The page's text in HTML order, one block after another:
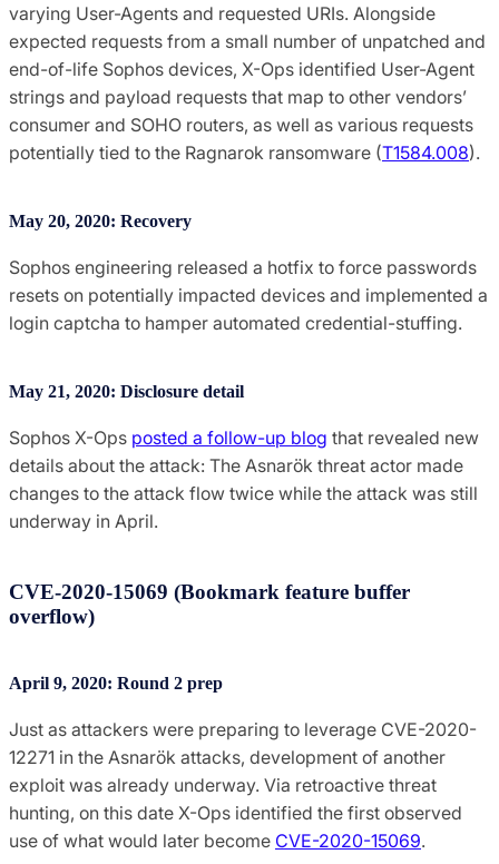
varying User-Agents and requested URIs. Alongside
expected requests from a small number of unpatched and
end-of-life Sophos devices, X-Ops identified User-Agent
strings and payload requests that map to other vendors’
consumer and SOHO routers, as well as various requests
potentially tied to the Ragnarok ransomware (T1584.008).
May 20, 2020: Recovery
Sophos engineering released a hotfix to force passwords
resets on potentially impacted devices and implemented a
login captcha to hamper automated credential-stuffing.
May 21, 2020: Disclosure detail
Sophos X-Ops posted a follow-up blog that revealed new
details about the attack: The Asnarök threat actor made
changes to the attack flow twice while the attack was still
underway in April.
CVE-2020-15069 (Bookmark feature buffer
overflow)
April 9, 2020: Round 2 prep
Just as attackers were preparing to leverage CVE-2020-
12271 in the Asnarök attacks, development of another
exploit was already underway. Via retroactive threat
hunting, on this date X-Ops identified the first observed
use of what would later become CVE-2020-15069.